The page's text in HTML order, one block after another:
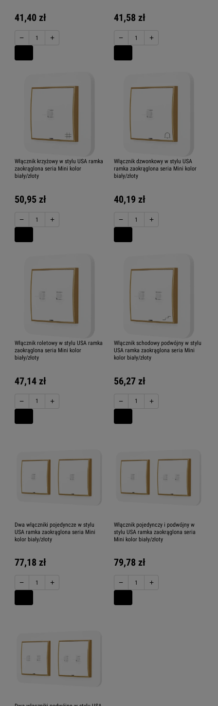
41,40 zł
− +
41,58 zł
− +
Włącznik krzyżowy w stylu USA ramka
zaokrąglona seria Mini kolor
biały/złoty
50,95 zł
− +
Włącznik dzwonkowy w stylu USA
ramka zaokrąglona seria Mini kolor
biały/złoty
40,19 zł
− +
Włącznik roletowy w stylu USA ramka
zaokrąglona seria Mini kolor
biały/złoty
47,14 zł
− +
Włącznik schodowy podwójny w stylu
USA ramka zaokrąglona seria Mini
kolor biały/złoty
56,27 zł
− +
Dwa włączniki pojedyncze w stylu
USA ramka zaokrąglona seria Mini
kolor biały/złoty
77,18 zł
− +
Włącznik pojedynczy i podwójny w
stylu USA ramka zaokrąglona seria
Mini kolor biały/złoty
79,78 zł
− +